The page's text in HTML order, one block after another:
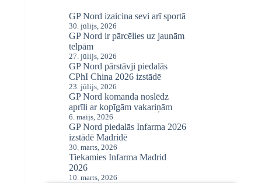
GP Nord izaicina sevi arī sportā
30. jūlijs, 2026
GP Nord ir pārcēlies uz jaunām
telpām
27. jūlijs, 2026
GP Nord pārstāvji piedalās
CPhI China 2026 izstādē
23. jūlijs, 2026
GP Nord komanda noslēdz
aprīli ar kopīgām vakariņām
6. maijs, 2026
GP Nord piedalās Infarma 2026
izstādē Madridē
30. marts, 2026
Tiekamies Infarma Madrid
2026
10. marts, 2026